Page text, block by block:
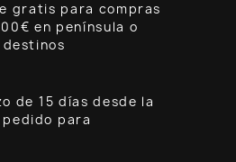
gratis para compras
en península o
de 15 días desde la
para